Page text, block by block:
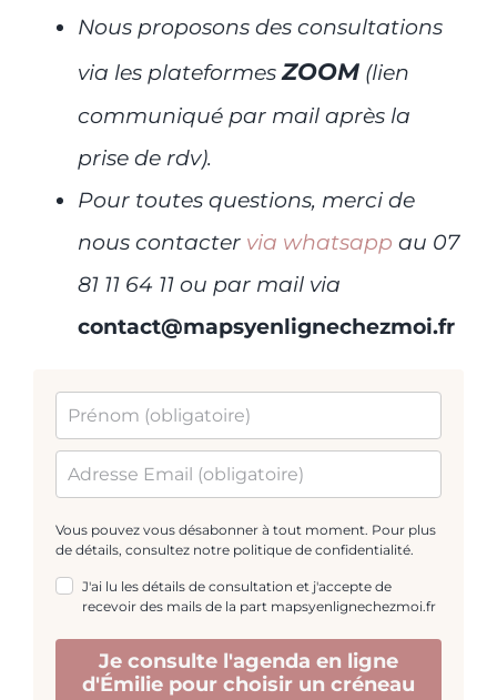
Nous proposons des consultations
via les plateformesZOOM (lien
communiqué par mail après la
prise de rdv).
Pour toutes questions, merci de
nous contacter via whatsapp au 07
81 11 64 11 ou par mail via
contact@mapsyenlignechezmoi.fr
Vous pouvez vous désabonner à tout moment. Pour plus
de détails, consultez notre politique de confidentialité.
J'ai lu les détails de consultation et j'accepte de
recevoir des mails de la part mapsyenlignechezmoi.fr
Je consulte l'agenda en ligne
d'Émilie pour choisir un créneau